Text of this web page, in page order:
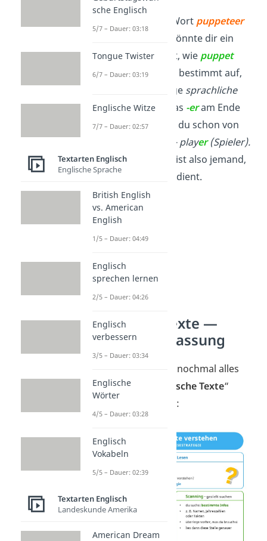
noises.
Wenn du das Wort puppeteer
nicht kennst, könnte dir ein
ähnliches Wort, wie puppet
helfen. Dir fällt bestimmt auf,
dass der einzige sprachliche
Unterschied das -eram Ende
ist. Das kennst du schon von
play (spielen) – player(Spieler).
Einpuppeteer
ist also jemand,
der Puppen bedient.
Englische Texte —
Zusammenfassung
Hier haben wir dir nochmal alles
zum Thema „
Englische Texte“
zusammengefasst:
sche Englisch
5/7 – Dauer: 03:18
Tongue Twister
6/7 – Dauer: 03:19
Englische Witze
7/7 – Dauer: 02:57
Textarten Englisch
Englische Sprache
British English
vs. American
English
1/5 – Dauer: 04:49
Englisch
sprechen lernen
2/5 – Dauer: 04:26
Englisch
verbessern
3/5 – Dauer: 03:34
Englische
Wörter
4/5 – Dauer: 03:28
Englisch
Vokabeln
5/5 – Dauer: 02:39
Textarten Englisch
Landeskunde Amerika
American Dream